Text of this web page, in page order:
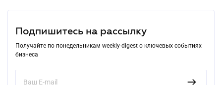
Подпишитесь на рассылку
Получайте по понедельникам weekly-digest о ключевых событиях
бизнеса